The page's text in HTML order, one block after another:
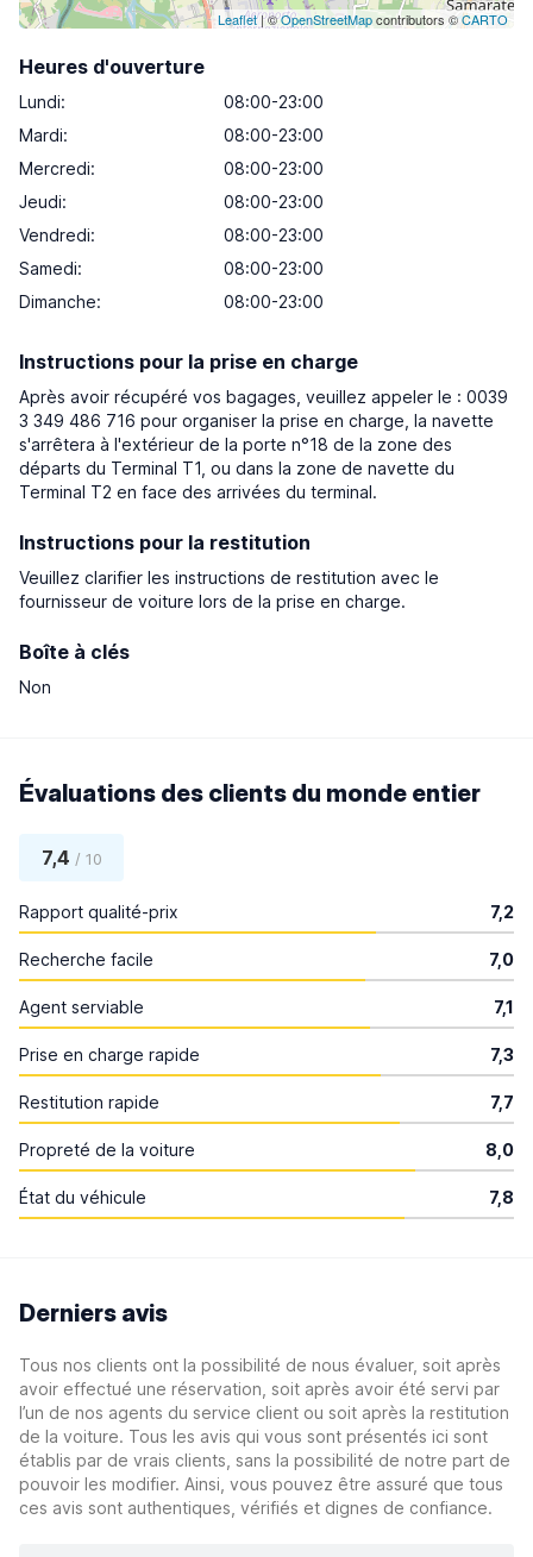
Leaflet| ©OpenStreetMapcontributors ©CARTO
Heures d'ouverture
Lundi:
08:00-23:00
Mardi:
08:00-23:00
Mercredi:
08:00-23:00
Jeudi:
08:00-23:00
Vendredi:
08:00-23:00
Samedi:
08:00-23:00
Dimanche: 08:00-23:00
Instructions pour la prise en charge
Après avoir récupéré vos bagages, veuillez appeler le : 0039
3 349 486 716 pour organiser la prise en charge, la navette
s'arrêtera à l'extérieur de la porte n°18 de la zone des
départs du Terminal T1, ou dans la zone de navette du
Terminal T2 en face des arrivées du terminal.
Instructions pour la restitution
Veuillez clarifier les instructions de restitution avec le
fournisseur de voiture lors de la prise en charge.
Boîte à clés
Non
Évaluations des clients du monde entier
7,4 / 10
Rapport qualité-prix 7,2
Recherche facile 7,0
Agent serviable 7,1
Prise en charge rapide 7,3
Restitution rapide 7,7
Propreté de la voiture 8,0
État du véhicule 7,8
Derniers avis
Tous nos clients ont la possibilité de nous évaluer, soit après
avoir effectué une réservation, soit après avoir été servi par
l’un de nos agents du service client ou soit après la restitution
de la voiture. Tous les avis qui vous sont présentés ici sont
établis par de vrais clients, sans la possibilité de notre part de
pouvoir les modifier. Ainsi, vous pouvez être assuré que tous
ces avis sont authentiques, vérifiés et dignes de confiance.